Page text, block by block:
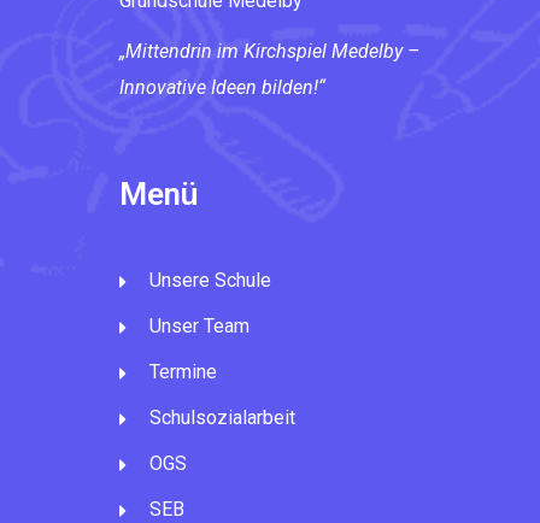
„Mittendrin im Kirchspiel Medelby –
Innovative Ideen bilden!“
Menü
Unsere Schule
Unser Team
Termine
Schulsozialarbeit
OGS
SEB